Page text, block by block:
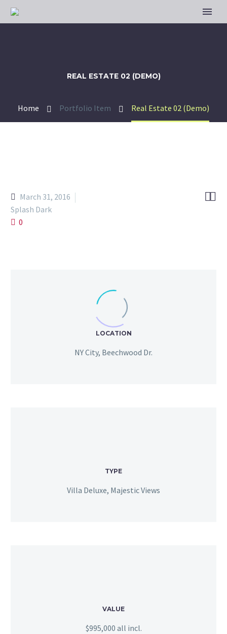
REAL ESTATE 02 (DEMO)
Home Portfolio Item Real Estate 02 (Demo)

March 31, 2016
Splash Dark
0
LOCATION
NY City, Beechwood Dr.
TYPE
Villa Deluxe, Majestic Views
VALUE
$995,000 all incl.